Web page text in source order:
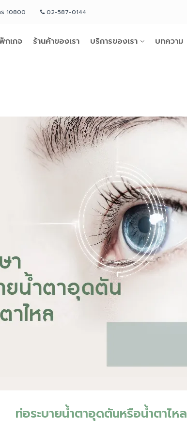
ร 10800 02-587-0144
กเกจ ร้านค้าของเรา บริการของเรา บทความ
ท่อระบายน้ำตาอุดตันหรือน้ำตาไหล